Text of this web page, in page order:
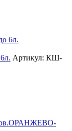
Артикул: КШ-